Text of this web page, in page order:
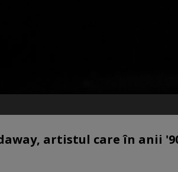
artistul care în anii